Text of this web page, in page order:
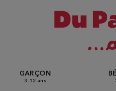
GARÇON
3-12 ans